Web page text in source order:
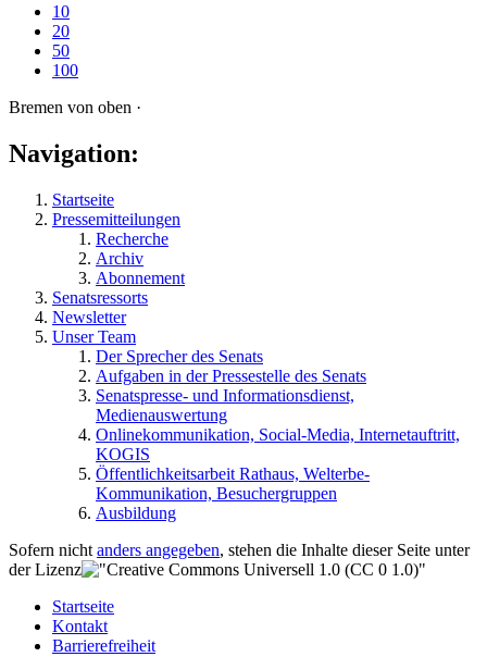
10
20
50
100
Bremen von oben ·
Navigation:
Startseite
Pressemitteilungen
Recherche
Archiv
Abonnement
Senatsressorts
Newsletter
Unser Team
Der Sprecher des Senats
Aufgaben in der Pressestelle des Senats
Senatspresse- und Informationsdienst,
Medienauswertung
Onlinekommunikation, Social-Media, Internetauftritt,
KOGIS
Öffentlichkeitsarbeit Rathaus, Welterbe-
Kommunikation, Besuchergruppen
Ausbildung
Sofern nicht anders angegeben, stehen die Inhalte dieser Seite unter
der Lizenz
Startseite
Kontakt
Barrierefreiheit